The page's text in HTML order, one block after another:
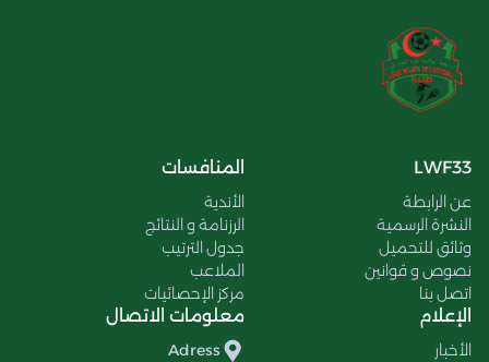
LWF33
عن الرابطة
النشرة الرسمية
وثائق للتحميل
نصوص و قوانين
اتصل بنا
المنافسات
الأندية
الرزنامة و النتائج
جدول الترتيب
الملاعب
مركز الإحصائيات
الإعلام
الأخبار
معلومات الاتصال
Adress